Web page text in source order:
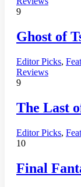
9
Ghost of
Editor Picks,
Reviews
9
The Last
Editor Picks,
10
Final